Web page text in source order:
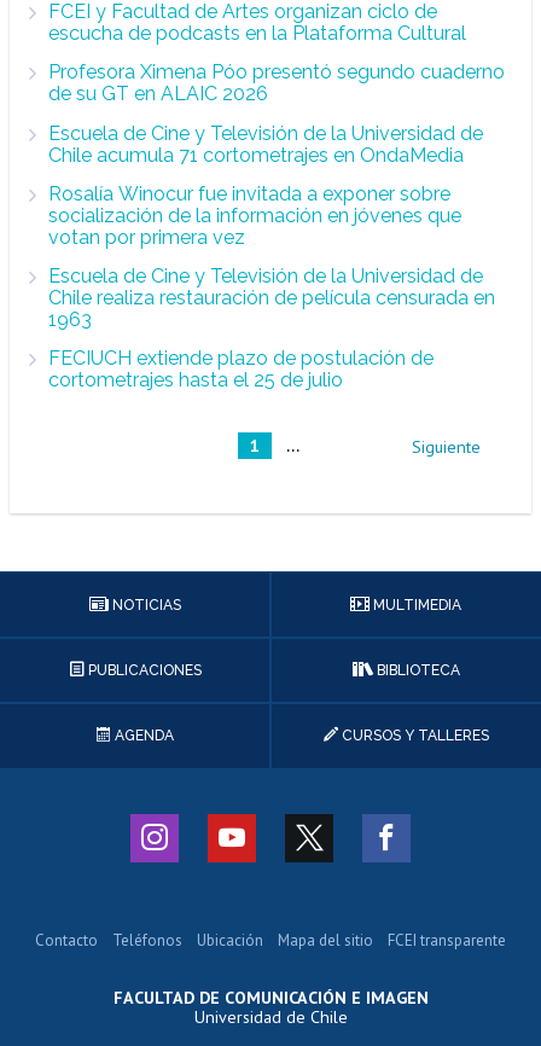
FCEI y Facultad de Artes organizan ciclo de
escucha de podcasts en la Plataforma Cultural
Profesora Ximena Póo presentó segundo cuaderno
de su GT en ALAIC 2026
Escuela de Cine y Televisión de la Universidad de
Chile acumula 71 cortometrajes en OndaMedia
Rosalía Winocur fue invitada a exponer sobre
socialización de la información en jóvenes que
votan por primera vez
Escuela de Cine y Televisión de la Universidad de
Chile realiza restauración de película censurada en
1963
FECIUCH extiende plazo de postulación de
cortometrajes hasta el 25 de julio
1 ... Siguiente
Hasta
NOTICIAS MULTIMEDIA
PUBLICACIONES BIBLIOTECA
AGENDA CURSOS Y TALLERES
FACULTAD DE COMUNICACIÓN E IMAGEN
Universidad de Chile
Contacto Teléfonos Ubicación Mapa del sitio FCEI transparente